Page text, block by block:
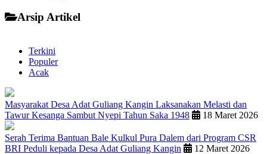
Arsip Artikel
Terkini
Populer
Acak
Masyarakat Desa Adat Guliang Kangin Laksanakan Melasti dan
Tawur Kesanga Sambut Nyepi Tahun Saka 1948
18 Maret 2026
Serah Terima Bantuan Bale Kulkul Pura Dalem dari Program CSR
BRI Peduli kepada Desa Adat Guliang Kangin
12 Maret 2026